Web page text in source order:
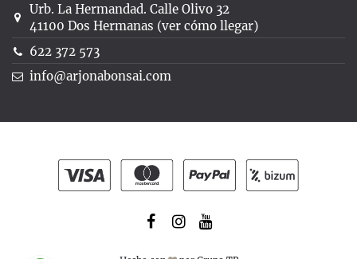
Urb. La Hermandad. Calle Olivo 32
41100 Dos Hermanas (ver cómo llegar)
622 372 573
info@arjonabonsai.com